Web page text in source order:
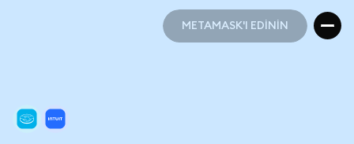
METAMASK'I EDİNİN